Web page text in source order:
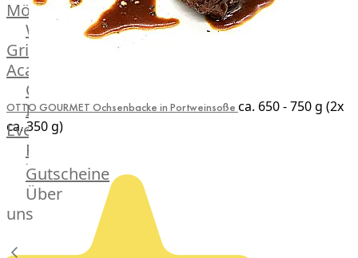
Mönchengladbach
Weber®
Grill
Academy
OTTO@Home
Individuelle
Events
Partner
Kalender
Gästehaus
Villa
Gutscheine
Über
uns
OTTO GOURMET Ochsenbacke in Portweinsoße ca. 650 - 750 g (2x
ca. 350 g)